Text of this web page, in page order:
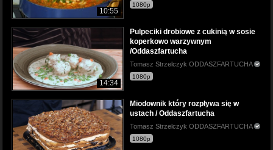
10:55
1080p
14:34
Pulpeciki drobiowe z cukinią w sosie
koperkowo warzywnym
/Oddaszfartucha
Tomasz Strzelczyk ODDASZFARTUCHA
1080p
Miodownik który rozpływa się w
ustach / Oddaszfartucha
Tomasz Strzelczyk ODDASZFARTUCHA
1080p